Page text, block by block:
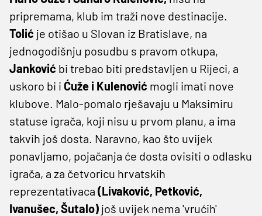
pripremama, klub im traži nove destinacije.
Tolić je otišao u Slovan iz Bratislave, na
jednogodišnju posudbu s pravom otkupa,
Janković bi trebao biti predstavljen u Rijeci, a
uskoro bi i Ćuže i Kulenović mogli imati nove
klubove. Malo-pomalo rješavaju u Maksimiru
statuse igrača, koji nisu u prvom planu, a ima
takvih još dosta. Naravno, kao što uvijek
ponavljamo, pojačanja će dosta ovisiti o odlasku
igrača, a za četvoricu hrvatskih
reprezentativaca (Livaković, Petković,
Ivanušec, Šutalo) još uvijek nema 'vrućih'